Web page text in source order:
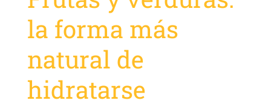
la forma más
natural de
hidratarse